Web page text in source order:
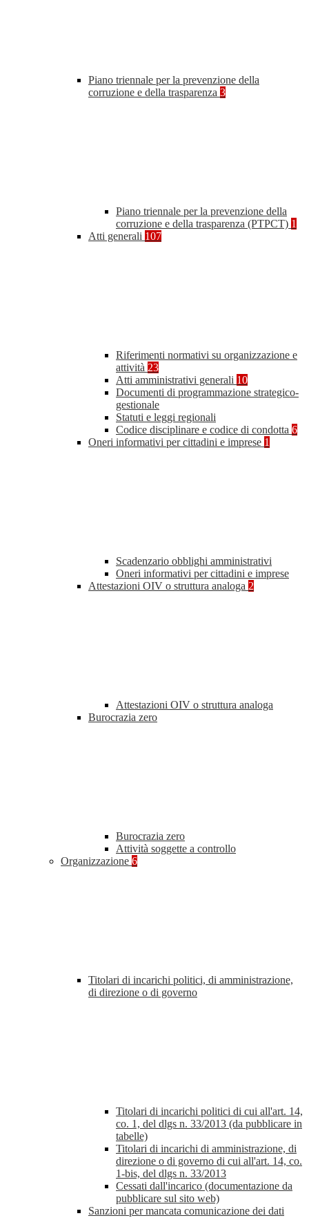
Piano triennale per la prevenzione della
corruzione e della trasparenza 3
Piano triennale per la prevenzione della
corruzione e della trasparenza (PTPCT) 1
Atti generali 107
Riferimenti normativi su organizzazione e
attività 23
Atti amministrativi generali 10
Documenti di programmazione strategico-
gestionale
Statuti e leggi regionali
Codice disciplinare e codice di condotta 6
Oneri informativi per cittadini e imprese 1
Scadenzario obblighi amministrativi
Oneri informativi per cittadini e imprese
Attestazioni OIV o struttura analoga 2
Attestazioni OIV o struttura analoga
Burocrazia zero
Burocrazia zero
Attività soggette a controllo
Organizzazione 6
Titolari di incarichi politici, di amministrazione,
di direzione o di governo
Titolari di incarichi politici di cui all'art. 14,
co. 1, del dlgs n. 33/2013 (da pubblicare in
tabelle)
Titolari di incarichi di amministrazione, di
direzione o di governo di cui all'art. 14, co.
1-bis, del dlgs n. 33/2013
Cessati dall'incarico (documentazione da
pubblicare sul sito web)
Sanzioni per mancata comunicazione dei dati